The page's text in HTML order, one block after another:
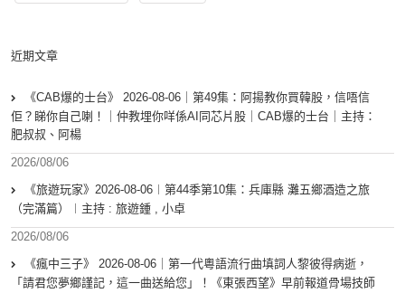
近期文章
《CAB爆的士台》 2026-08-06｜第49集：阿揚教你買韓股，信唔信
佢？睇你自己喇！｜仲教埋你咩係AI同芯片股｜CAB爆的士台｜主持：
肥叔叔、阿楊
2026/08/06
《旅遊玩家》2026-08-06︱第44季第10集：兵庫縣 灘五鄉酒造之旅
（完滿篇）︱主持 : 旅遊鍾 , 小卓
2026/08/06
《瘋中三子》 2026-08-06｜第一代粵語流行曲填詞人黎彼得病逝，
「請君您夢鄉謹記，這一曲送給您」！《東張西望》早前報道骨場技師